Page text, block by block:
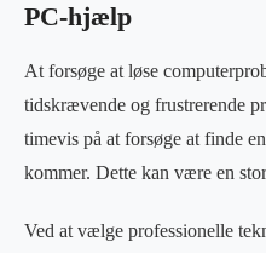
PC-hjælp
At forsøge at løse
tidskrævende og frustrerende
timevis på at forsøge at finde
kommer. Dette kan være en
Ved at vælge professionelle